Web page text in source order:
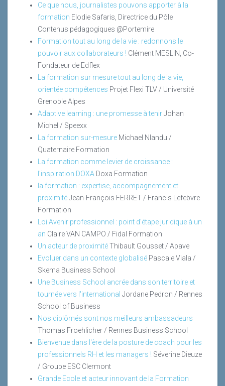
Ce que nous, journalistes pouvons apporter à la
formation Elodie Safaris, Directrice du Pôle
Contenus pédagogiques @Portemire
Formation tout au long de la vie : redonnons le
pouvoir aux collaborateurs ! Clément MESLIN, Co-
Fondateur de Edflex
La formation sur mesure tout au long de la vie,
orientée compétences Projet Flexi TLV / Université
Grenoble Alpes
Adaptive learning : une promesse à tenirJohan
Michel / Speexx
La formation sur-mesure Michael Nlandu /
Quaternaire Formation
La formation comme levier de croissance :
l'inspiration DOXA Doxa Formation
la formation : expertise, accompagnement et
proximitéJean-François FERRET / Francis Lefebvre
Formation
Loi Avenir professionnel : point d'étape juridique à un
an Claire VAN CAMPO / Fidal Formation
Un acteur de proximitéThibault Gousset / Apave
Evoluer dans un contexte globalisé Pascale Viala /
Skema Business School
Une Business School ancrée dans son territoire et
tournée vers l'international Jordane Pedron / Rennes
School of Business
Nos diplômés sont nos meilleurs ambassadeurs
Thomas Froehlicher / Rennes Business School
Bienvenue dans l'ère de la posture de coach pour les
professionnels RH et les managers ! Séverine Dieuze
/ Groupe ESC Clermont
Grande Ecole et acteur innovant de la Formation